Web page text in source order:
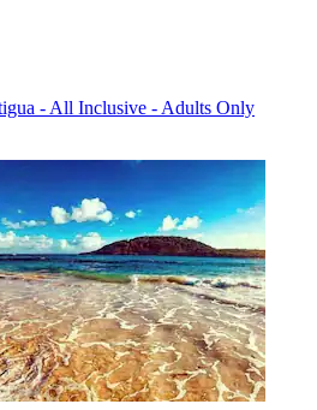
- All Inclusive - Adults Only